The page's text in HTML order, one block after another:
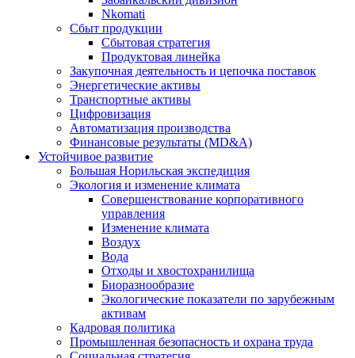
Nkomati
Сбыт продукции
Сбытовая стратегия
Продуктовая линейка
Закупочная деятельность и цепочка поставок
Энергетические активы
Транспортные активы
Цифровизация
Автоматизация производства
Финансовые результаты (MD&A)
Устойчивое развитие
Большая Норильская экспедиция
Экология и изменение климата
Совершенствование корпоративного
управления
Изменение климата
Воздух
Вода
Отходы и хвостохранилища
Биоразнообразие
Экологические показатели по зарубежным
активам
Кадровая политика
Промышленная безопасность и охрана труда